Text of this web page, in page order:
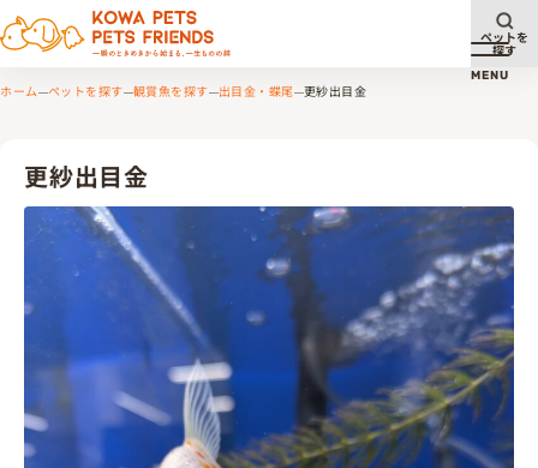
メニ
MENU
ペットを
探す
ホーム ペットを探す 観賞魚を探す 出目金・蝶尾 更紗出目金
更紗出目金